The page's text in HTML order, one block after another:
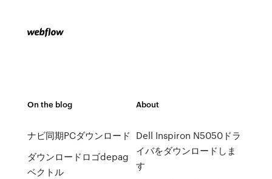
On the blog
ナビ同期PCダウンロード
ダウンロードロゴdepag
ベクトル
About
Dell Inspiron N5050ドラ
イバをダウンロードしま
す